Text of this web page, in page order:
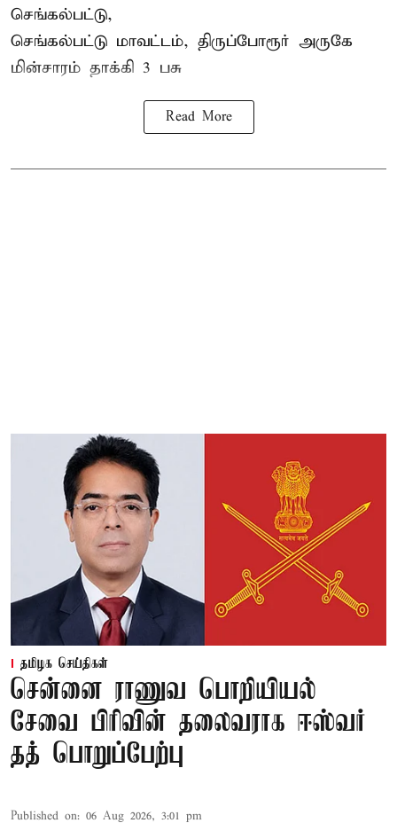
செங்கல்பட்டு,
செங்கல்பட்டு மாவட்டம், திருப்போரூர் அருகே
மின்சாரம் தாக்கி 3 பசு
Read More
தமிழக செய்திகள்
சென்னை ராணுவ பொறியியல்
சேவை பிரிவின் தலைவராக ஈஸ்வர்
தத் பொறுப்பேற்பு
Published on: 06 Aug 2026, 3:01 pm